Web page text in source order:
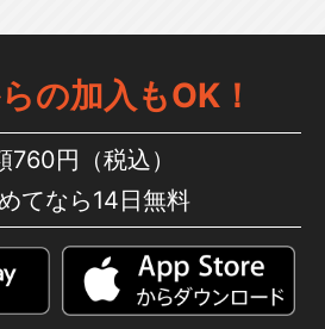
の加入もOK！
760円（税込）
てなら14日無料